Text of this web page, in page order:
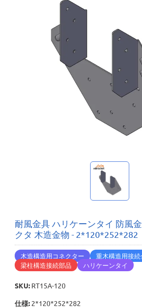
耐風金具 ハリケーンタイ 防風
クタ 木造金物 - 2*120*252*282
木造構造用コネクター
重木構造用接
梁柱構造接続部品
ハリケーンタイ
SKU: RT15A-120
仕様: 2*120*252*282